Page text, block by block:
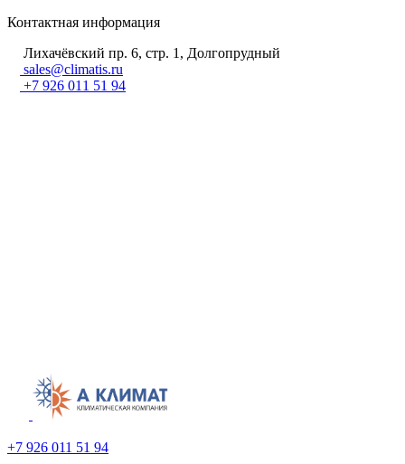
Контактная информация
Лихачёвский пр. 6, стр. 1, Долгопрудный
sales@climatis.ru
+7 926 011 51 94
+7 926 011 51 94